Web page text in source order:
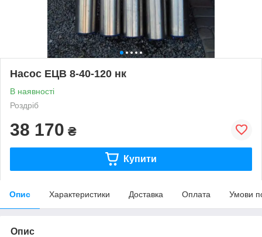
Насос ЕЦВ 8-40-120 нк
В наявності
Роздріб
38 170 ₴
Купити
Опис Характеристики Доставка Оплата Умови
Опис